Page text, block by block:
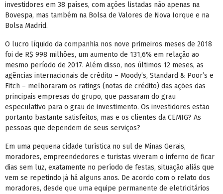
investidores em 38 países, com ações listadas não apenas na
Bovespa, mas também na Bolsa de Valores de Nova Iorque e na
Bolsa Madrid.
O lucro líquido da companhia nos nove primeiros meses de 2018
foi de R$ 998 milhões, um aumento de 131,6% em relação ao
mesmo período de 2017. Além disso, nos últimos 12 meses, as
agências internacionais de crédito – Moody’s, Standard & Poor’s e
Fitch – melhoraram os ratings (notas de crédito) das ações das
principais empresas do grupo, que passaram do grau
especulativo para o grau de investimento. Os investidores estão
portanto bastante satisfeitos, mas e os clientes da CEMIG? As
pessoas que dependem de seus serviços?
Em uma pequena cidade turística no sul de Minas Gerais,
moradores, empreendedores e turistas viveram o inferno de ficar
dias sem luz, exatamente no período de festas, situação aliás que
vem se repetindo já há alguns anos. De acordo com o relato dos
moradores, desde que uma equipe permanente de eletricitários